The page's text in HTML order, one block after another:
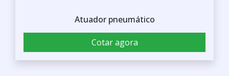
Atuador pneumático
Cotar agora